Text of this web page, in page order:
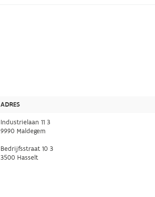
ADRES
Industrielaan 11 3
9990 Maldegem
Bedrijfsstraat 10 3
3500 Hasselt